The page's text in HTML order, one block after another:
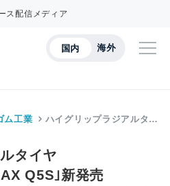
ス配信メディア
国内 海外
ム工業 ハイグリップラジアルタ…
タイヤ
Q5S｣新発売